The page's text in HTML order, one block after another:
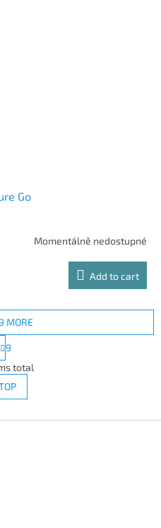
Go
Momentálně nedostupné
Add to cart
L
i
s
t
MORE
P
a
g
i
n
a
i
9
total